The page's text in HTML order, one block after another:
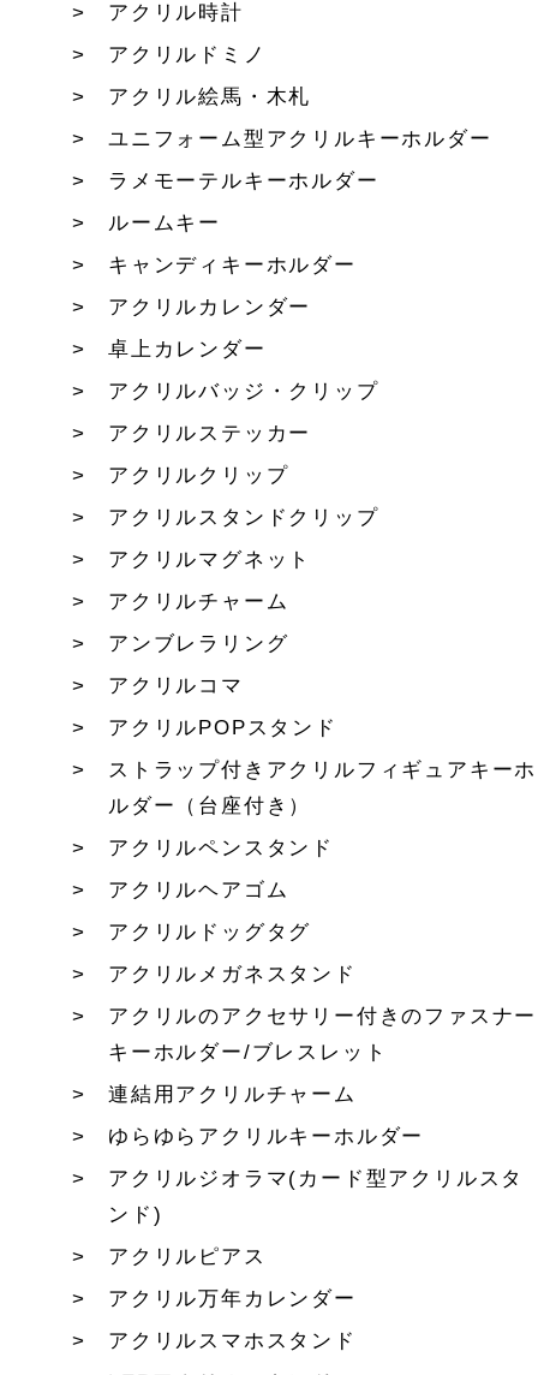
アクリル時計
アクリルドミノ
アクリル絵馬・木札
ユニフォーム型アクリルキーホルダー
ラメモーテルキーホルダー
ルームキー
キャンディキーホルダー
アクリルカレンダー
卓上カレンダー
アクリルバッジ・クリップ
アクリルステッカー
アクリルクリップ
アクリルスタンドクリップ
アクリルマグネット
アクリルチャーム
アンブレラリング
アクリルコマ
アクリルPOPスタンド
ストラップ付きアクリルフィギュアキーホ
ルダー（台座付き）
アクリルペンスタンド
アクリルヘアゴム
アクリルドッグタグ
アクリルメガネスタンド
アクリルのアクセサリー付きのファスナー
キーホルダー/ブレスレット
連結用アクリルチャーム
ゆらゆらアクリルキーホルダー
アクリルジオラマ(カード型アクリルスタ
ンド)
アクリルピアス
アクリル万年カレンダー
アクリルスマホスタンド